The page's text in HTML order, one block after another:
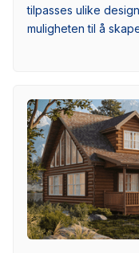
tilpasses ulike
muligheten til å